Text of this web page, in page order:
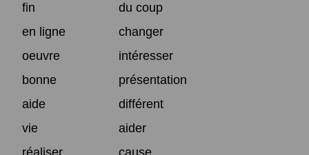
fin
du coup
en ligne
changer
oeuvre
intéresser
bonne
présentation
aide
différent
vie
aider